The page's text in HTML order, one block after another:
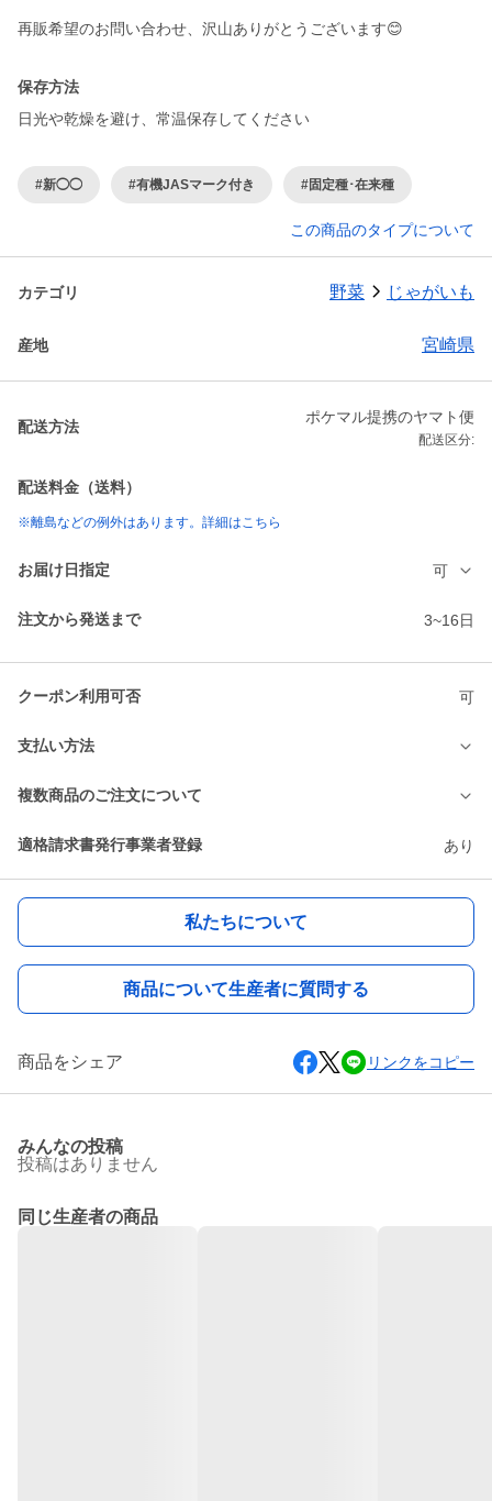
再販希望のお問い合わせ、沢山ありがとうございます😊
保存方法
日光や乾燥を避け、常温保存してください
#新◯◯ #有機JASマーク付き #固定種･在来種
この商品のタイプについて
カテゴリ 野菜 じゃがいも
産地 宮崎県
配送方法
ポケマル提携のヤマト便
配送区分:
配送料金（送料）
※離島などの例外はあります。詳細はこちら
お届け日指定 可
注文から発送まで 3~16日
クーポン利用可否 可
支払い方法
複数商品のご注文について
適格請求書発行事業者登録 あり
私たちについて
商品について生産者に質問する
商品をシェア リンクをコピー
みんなの投稿
投稿はありません
同じ生産者の商品